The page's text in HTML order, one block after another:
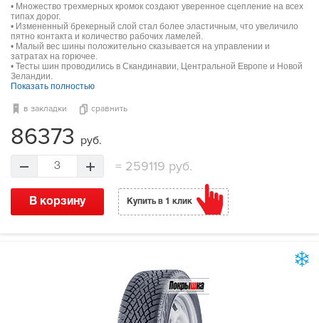
• Множество трехмерных кромок создают уверенное сцепление на всех
типах дорог.
• Измененный брекерный слой стал более эластичным, что увеличило
пятно контакта и количество рабочих ламелей.
• Малый вес шины положительно сказывается на управлении и
затратах на горючее.
• Тесты шин проводились в Скандинавии, Центральной Европе и Новой
Зеландии.
Показать полностью
в закладки сравнить
86373 руб.
3 =259119 руб.
В корзину Купить в 1 клик